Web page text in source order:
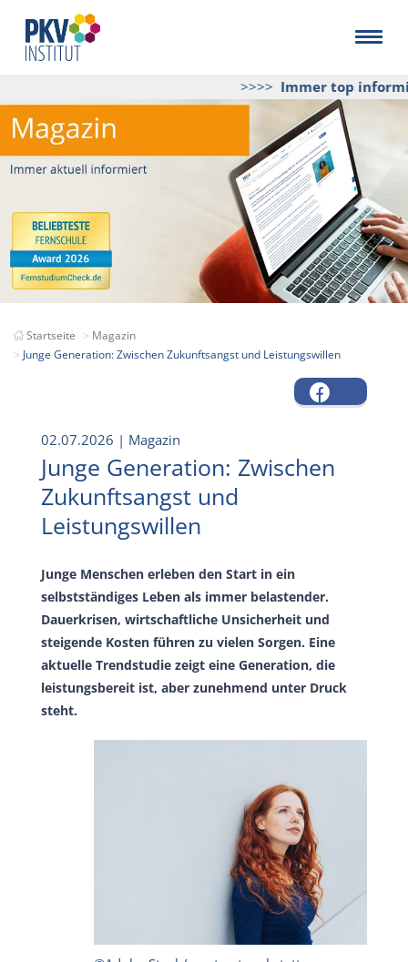
>>>>Immer top
Startseite
Magazin
Junge Generation: Zwischen Zukunftsangst und Leistungswillen
02.07.2026 | Magazin
Junge Generation: Zwischen
Zukunftsangst und
Leistungswillen
Junge Menschen erleben den Start in ein
selbstständiges Leben als immer belastender.
Dauerkrisen, wirtschaftliche Unsicherheit und
steigende Kosten führen zu vielen Sorgen. Eine
aktuelle Trendstudie zeigt eine Generation, die
leistungsbereit ist, aber zunehmend unter Druck
steht.